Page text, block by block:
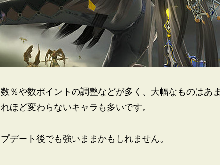
％や数ポイントの調整などが多く、大幅なものはあま
ほど変わらないキャラも多いです。
デート後でも強いままかもしれません。